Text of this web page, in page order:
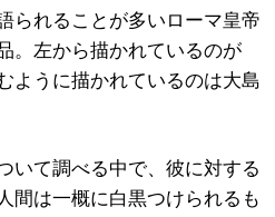
られることが多いローマ皇帝
。左から描かれているのが
ように描かれているのは大島
いて調べる中で、彼に対する
間は一概に白黒つけられるも